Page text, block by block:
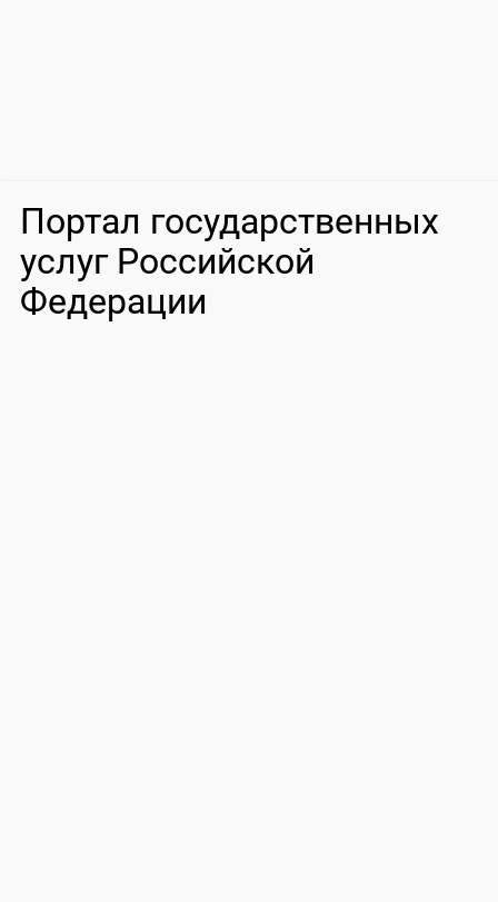
Портал государственных
услуг Российской
Федерации